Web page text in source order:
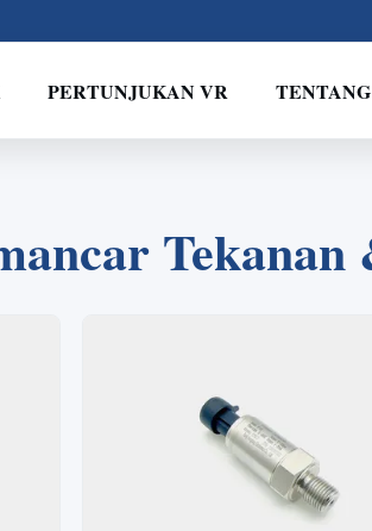
PERTUNJUKAN VR